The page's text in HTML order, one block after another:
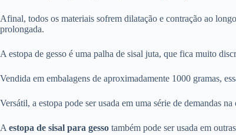
Afinal, todos os materiais sofrem dilatação e contração ao
prolongada.
A estopa de gesso é uma palha de sisal juta, que fica muito
Vendida em embalagens de aproximadamente 1000 gramas,
Versátil, a estopa pode ser usada em uma série de demandas
A estopa de sisal para gesso também pode ser usada em